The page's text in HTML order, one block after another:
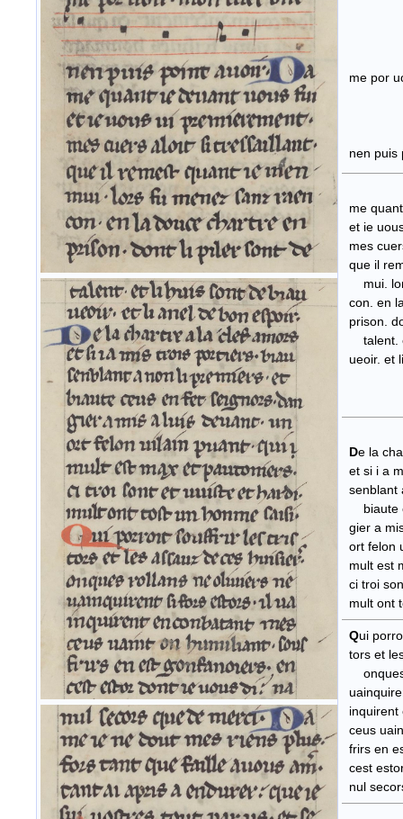
me
nen
me
et ie
mes
que
mui.
con. en
talent.
ueoir. et
De la
et si i a
biaute
gier a
ort felon
mult est
ci troi
mult ont
Qui
tors et
onques
inquirent
ceus
frirs en
cest
nul